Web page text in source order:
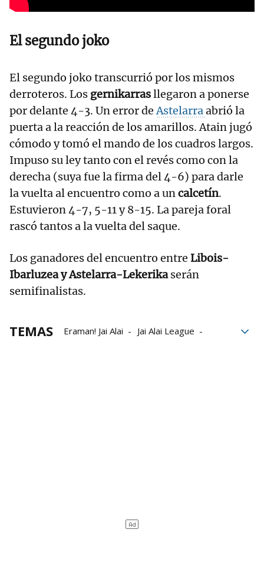
El segundo joko
El segundo joko transcurrió por los mismos
derroteros. Los gernikarrasllegaron a ponerse
por delante 4-3. Un error deAstelarraabrió la
puerta a la reacción de los amarillos. Atain jugó
cómodo y tomó el mando de los cuadros largos.
Impuso su ley tanto con el revés como con la
derecha (suya fue la firma del 4-6) para darle
la vuelta al encuentro como a uncalcetín.
Estuvieron 4-7, 5-11 y 8-15. La pareja foral
rascó tantos a la vuelta del saque.
Los ganadores del encuentro entre Libois-
Ibarluzea y Astelarra-Lekerikaserán
semifinalistas.
TEMAS Eraman! Jai Alai
Jai Alai League